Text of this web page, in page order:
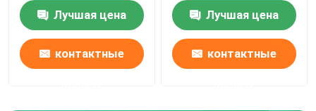
Лучшая цена
контактные
Лучшая цена
контактные